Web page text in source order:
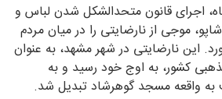
اجرای قانون متحدالشکل شدن لباس و
شاپو، موجی از نارضایتی را در میان مردم
این نارضایتی در شهر مشهد، به عنوان
کشور، به اوج خود رسید و به
واقعه مسجد گوهرشاد تبدیل شد.